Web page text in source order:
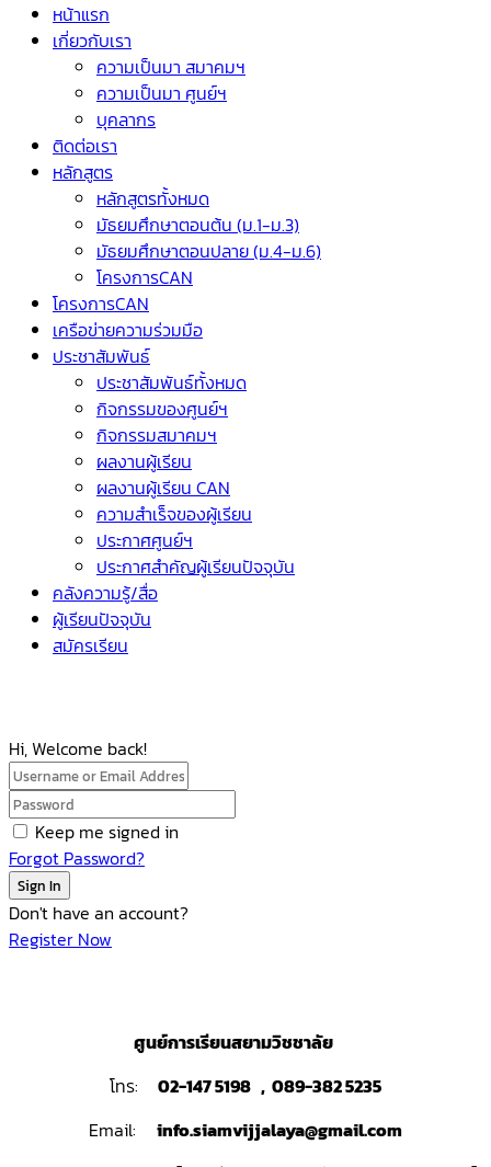
หน้าแรก
เกี่ยวกับเรา
ความเป็นมา สมาคมฯ
ความเป็นมา ศูนย์ฯ
บุคลากร
ติดต่อเรา
หลักสูตร
หลักสูตรทั้งหมด
มัธยมศึกษาตอนต้น (ม.1-ม.3)
มัธยมศึกษาตอนปลาย (ม.4-ม.6)
โครงการCAN
โครงการCAN
เครือข่ายความร่วมมือ
ประชาสัมพันธ์
ประชาสัมพันธ์ทั้งหมด
กิจกรรมของศูนย์ฯ
กิจกรรมสมาคมฯ
ผลงานผู้เรียน
ผลงานผู้เรียน CAN
ความสำเร็จของผู้เรียน
ประกาศศูนย์ฯ
ประกาศสำคัญผู้เรียนปัจจุบัน
คลังความรู้/สื่อ
ผู้เรียนปัจจุบัน
สมัครเรียน
Hi, Welcome back!
Keep me signed in
Forgot Password?
Sign In
Don't have an account?
Register Now
ศูนย์การเรียนสยามวิชชาลัย
โทร:
02-147 5198 , 089-382 5235
Email:
info.siamvijjalaya@gmail.com